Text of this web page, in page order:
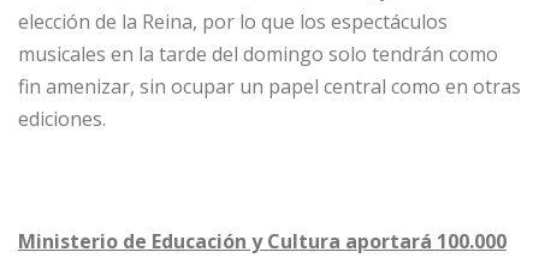
elección de la Reina, por lo que los espectáculos
musicales en la tarde del domingo solo tendrán como
fin amenizar, sin ocupar un papel central como en otras
ediciones.
Ministerio de Educación y Cultura aportará 100.000